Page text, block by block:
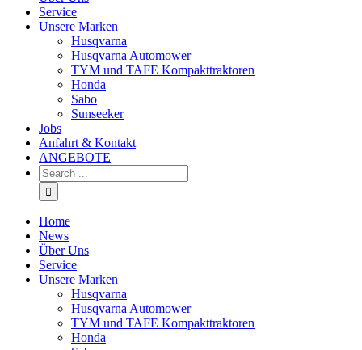
Service
Unsere Marken
Husqvarna
Husqvarna Automower
TYM und TAFE Kompakttraktoren
Honda
Sabo
Sunseeker
Jobs
Anfahrt & Kontakt
ANGEBOTE
Home
News
Über Uns
Service
Unsere Marken
Husqvarna
Husqvarna Automower
TYM und TAFE Kompakttraktoren
Honda